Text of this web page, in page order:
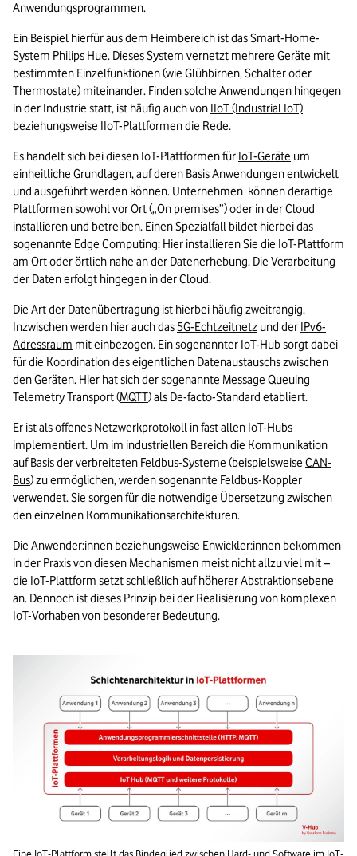
Anwendungsprogrammen.
Ein Beispiel hierfür aus dem Heimbereich ist das Smart-Home-
System Philips Hue. Dieses System vernetzt mehrere Geräte mit
bestimmten Einzelfunktionen (wie Glühbirnen, Schalter oder
Thermostate) miteinander. Finden solche Anwendungen hingegen
in der Industrie statt, ist häufig auch von IIoT (Industrial IoT)
beziehungsweise IIoT-Plattformen die Rede.
Es handelt sich bei diesen IoT-Plattformen für IoT-Geräte um
einheitliche Grundlagen, auf deren Basis Anwendungen entwickelt
und ausgeführt werden können. Unternehmen  können derartige
Plattformen sowohl vor Ort („On premises”) oder in der Cloud
installieren und betreiben. Einen Spezialfall bildet hierbei das
sogenannte Edge Computing: Hier installieren Sie die IoT-Plattform
am Ort oder örtlich nahe an der Datenerhebung. Die Verarbeitung
der Daten erfolgt hingegen in der Cloud.
Die Art der Datenübertragung ist hierbei häufig zweitrangig.
Inzwischen werden hier auch das 5G-Echtzeitnetz und der IPv6-
Adressraum mit einbezogen. Ein sogenannter IoT-Hub sorgt dabei
für die Koordination des eigentlichen Datenaustauschs zwischen
den Geräten. Hier hat sich der sogenannte Message Queuing
Telemetry Transport (MQTT) als De-facto-Standard etabliert.
Er ist als offenes Netzwerkprotokoll in fast allen IoT-Hubs
implementiert. Um im industriellen Bereich die Kommunikation
auf Basis der verbreiteten Feldbus-Systeme (beispielsweise CAN-
Bus) zu ermöglichen, werden sogenannte Feldbus-Koppler
verwendet. Sie sorgen für die notwendige Übersetzung zwischen
den einzelnen Kommunikationsarchitekturen.
Die Anwender:innen beziehungsweise Enwickler:innen bekommen
in der Praxis von diesen Mechanismen meist nicht allzu viel mit –
die IoT-Plattform setzt schließlich auf höherer Abstraktionsebene
an. Dennoch ist dieses Prinzip bei der Realisierung von komplexen
IoT-Vorhaben von besonderer Bedeutung.